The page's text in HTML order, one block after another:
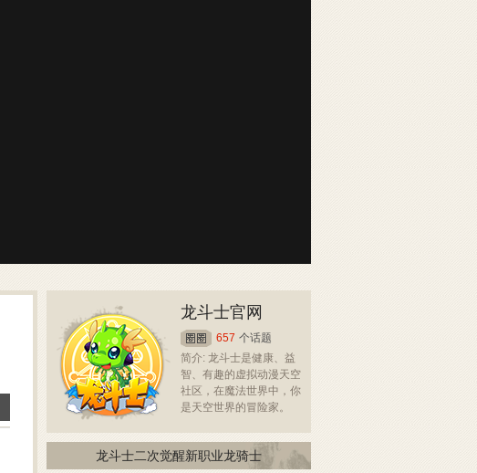
龙斗士官网
657 个话题
简介: 龙斗士是健康、益
智、有趣的虚拟动漫天空
社区，在魔法世界中，你
是天空世界的冒险家。
龙斗士二次觉醒新职业龙骑士